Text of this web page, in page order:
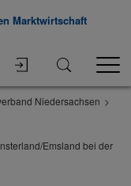
Marktwirtschaft
Niedersachsen
Emsland bei der